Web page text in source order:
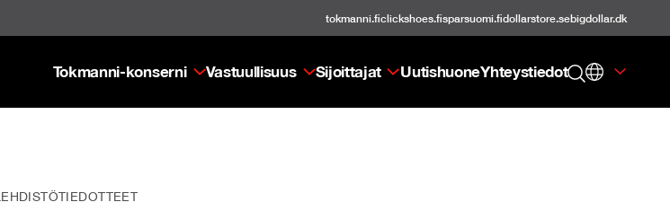
tokmanni.ficlickshoes.fisparsuomi.fidollarstore.sebigdollar.dk
Tokmanni-konserni Vastuullisuus Sijoittajat UutishuoneYhteystiedot